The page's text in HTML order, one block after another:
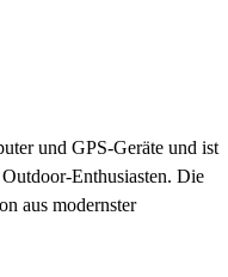
und GPS-Geräte und ist
Enthusiasten. Die
aus modernster